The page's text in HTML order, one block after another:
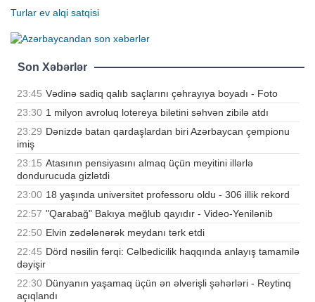
Turlar ev alqi satqisi
Son Xəbərlər
23:45 Vədinə sadiq qalıb saçlarını çəhrayıya boyadı - Foto
23:30 1 milyon avroluq lotereya biletini səhvən zibilə atdı
23:29 Dənizdə batan qardaşlardan biri Azərbaycan çempionu
imiş
23:15 Atasının pensiyasını almaq üçün meyitini illərlə
dondurucuda gizlətdi
23:00 18 yaşında universitet professoru oldu - 306 illik rekord
22:57 "Qarabağ" Bakıya məğlub qayıdır - Video-Yenilənib
22:50 Elvin zədələnərək meydanı tərk etdi
22:45 Dörd nəsilin fərqi: Cəlbedicilik haqqında anlayış tamamilə
dəyişir
22:30 Dünyanın yaşamaq üçün ən əlverişli şəhərləri - Reytinq
açıqlandı